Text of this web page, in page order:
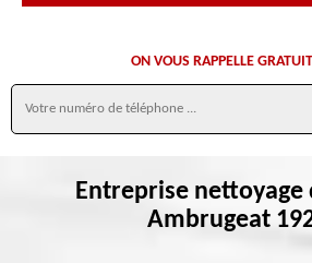
ON VOUS RAPPELLE
Entreprise nettoyage
Ambrugeat